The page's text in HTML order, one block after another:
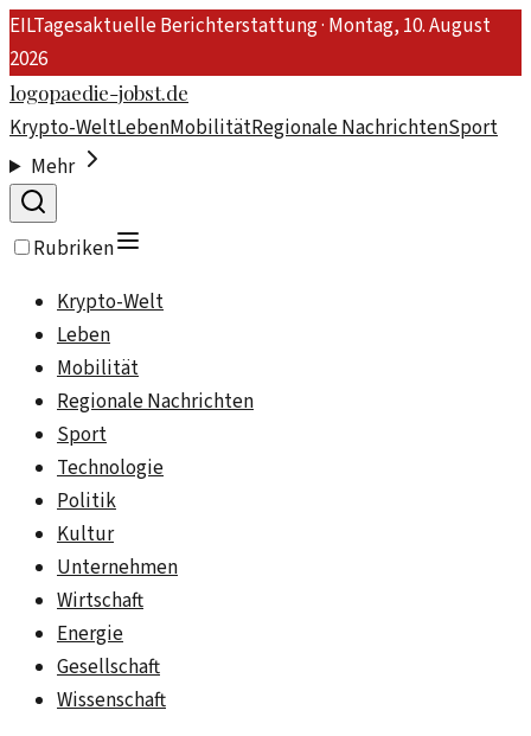
EILTagesaktuelle Berichterstattung · Montag, 10. August
2026
logopaedie-jobst.de
Krypto-WeltLebenMobilitätRegionale NachrichtenSport
Mehr
Rubriken
Krypto-Welt
Leben
Mobilität
Regionale Nachrichten
Sport
Technologie
Politik
Kultur
Unternehmen
Wirtschaft
Energie
Gesellschaft
Wissenschaft